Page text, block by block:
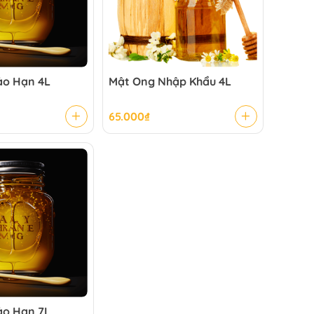
Hạn 4L Mật Ong Nhập Khẩu 4L
65.000₫